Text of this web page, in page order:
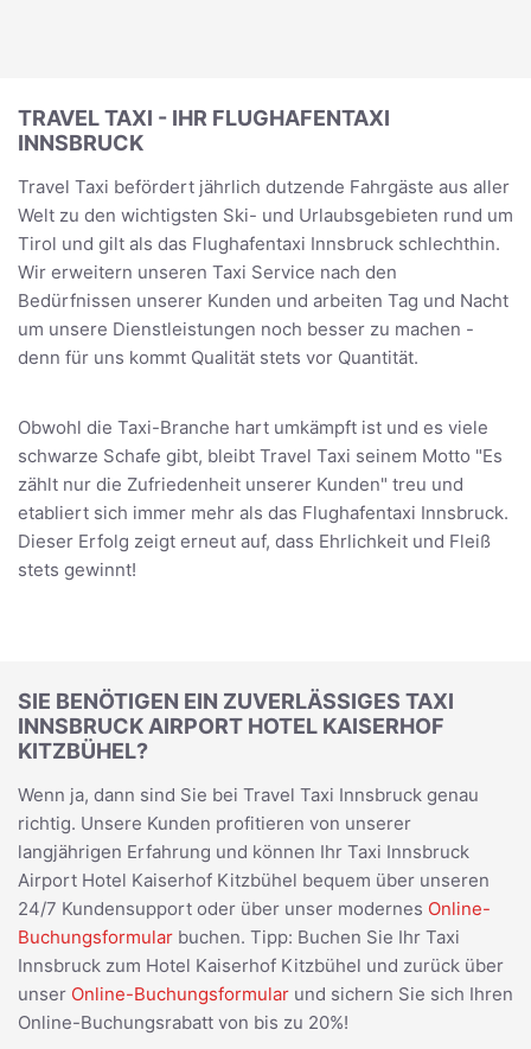
TRAVEL TAXI - IHR FLUGHAFENTAXI
INNSBRUCK
Travel Taxi befördert jährlich dutzende Fahrgäste aus aller
Welt zu den wichtigsten Ski- und Urlaubsgebieten rund um
Tirol und gilt als das Flughafentaxi Innsbruck schlechthin.
Wir erweitern unseren Taxi Service nach den
Bedürfnissen unserer Kunden und arbeiten Tag und Nacht
um unsere Dienstleistungen noch besser zu machen -
denn für uns kommt Qualität stets vor Quantität.
Obwohl die Taxi-Branche hart umkämpft ist und es viele
schwarze Schafe gibt, bleibt Travel Taxi seinem Motto "Es
zählt nur die Zufriedenheit unserer Kunden" treu und
etabliert sich immer mehr als das Flughafentaxi Innsbruck.
Dieser Erfolg zeigt erneut auf, dass Ehrlichkeit und Fleiß
stets gewinnt!
SIE BENÖTIGEN EIN ZUVERLÄSSIGES TAXI
INNSBRUCK AIRPORT HOTEL KAISERHOF
KITZBÜHEL?
Wenn ja, dann sind Sie bei Travel Taxi Innsbruck genau
richtig. Unsere Kunden profitieren von unserer
langjährigen Erfahrung und können Ihr Taxi Innsbruck
Airport Hotel Kaiserhof Kitzbühel bequem über unseren
24/7 Kundensupport oder über unser modernes Online-
Buchungsformular buchen. Tipp: Buchen Sie Ihr Taxi
Innsbruck zum Hotel Kaiserhof Kitzbühel und zurück über
unser Online-Buchungsformular und sichern Sie sich Ihren
Online-Buchungsrabatt von bis zu 20%!